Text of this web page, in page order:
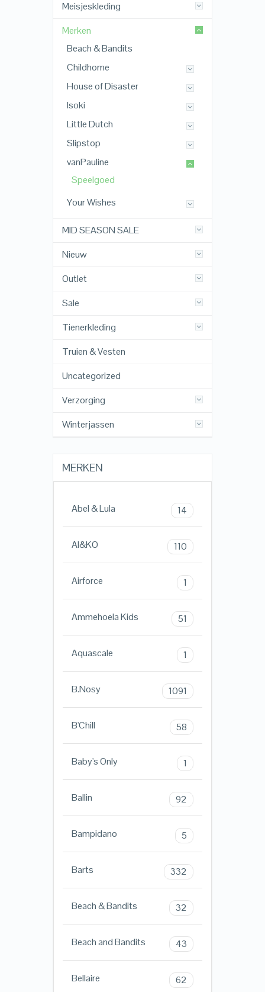
Meisjeskleding
Merken
Beach & Bandits
Childhome
House of Disaster
Isoki
Little Dutch
Slipstop
vanPauline
Speelgoed
Your Wishes
MID SEASON SALE
Nieuw
Outlet
Sale
Tienerkleding
Truien & Vesten
Uncategorized
Verzorging
Winterjassen
MERKEN
Abel & Lula 14
AI&KO 110
Airforce 1
Ammehoela Kids 51
Aquascale 1
B.Nosy 1091
B'Chill 58
Baby's Only 1
Ballin 92
Bampidano 5
Barts 332
Beach & Bandits 32
Beach and Bandits 43
Bellaire 62